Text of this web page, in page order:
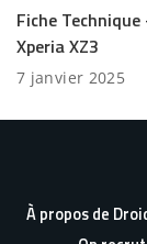
Fiche
Xperia XZ3
7 janvier 2025
À propos de